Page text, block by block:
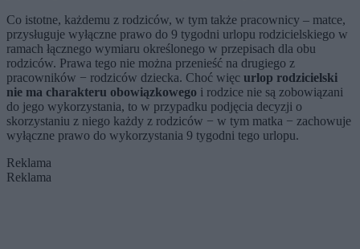
Co istotne, każdemu z rodziców, w tym także pracownicy – matce,
przysługuje wyłączne prawo do 9 tygodni urlopu rodzicielskiego w
ramach łącznego wymiaru określonego w przepisach dla obu
rodziców. Prawa tego nie można przenieść na drugiego z
pracowników − rodziców dziecka. Choć więc urlop rodzicielski
nie ma charakteru obowiązkowego i rodzice nie są zobowiązani
do jego wykorzystania, to w przypadku podjęcia decyzji o
skorzystaniu z niego każdy z rodziców − w tym matka − zachowuje
wyłączne prawo do wykorzystania 9 tygodni tego urlopu.
Reklama
Reklama